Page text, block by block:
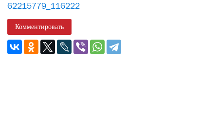
62215779_116222
Комментировать